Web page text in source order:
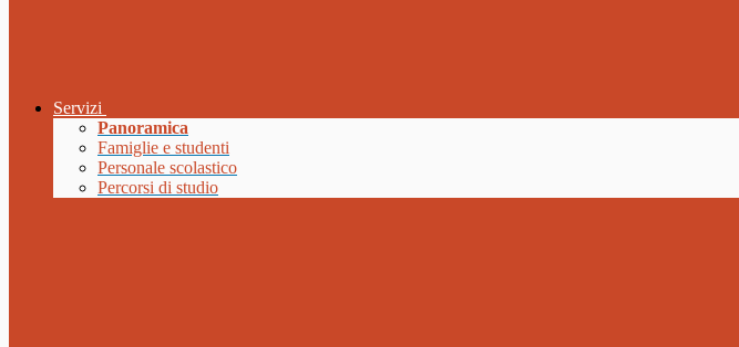
Servizi
Panoramica
Famiglie e studenti
Personale scolastico
Percorsi di studio